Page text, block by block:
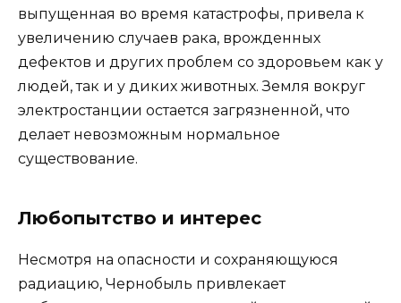
выпущенная во время катастрофы, привела к
увеличению случаев рака, врожденных
дефектов и других проблем со здоровьем как у
людей, так и у диких животных. Земля вокруг
электростанции остается загрязненной, что
делает невозможным нормальное
существование.
Любопытство и интерес
Несмотря на опасности и сохраняющуюся
радиацию, Чернобыль привлекает